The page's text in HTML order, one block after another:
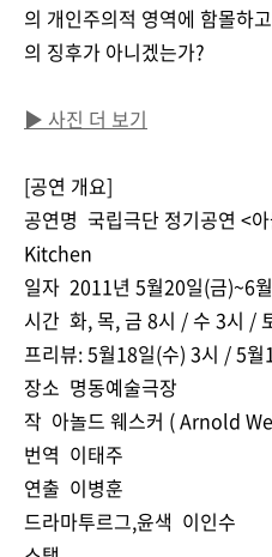
의 개인주의적 영역에 함몰하
의 징후가 아니겠는가?
▶ 사진 더 보기
[공연 개요]
공연명 국립극단 정기공연 <
Kitchen
일자 2011년 5월20일(금)~6
시간 화, 목, 금 8시 / 수 3시 /
프리뷰: 5월18일(수) 3시 / 5월
장소 명동예술극장
작 아놀드 웨스커 ( Arnold
번역 이태주
연출 이병훈
드라마투르그,윤색 이인수